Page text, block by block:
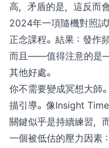
高，矛盾的是，這反而
2024年一項隨機對照
正念課程。結果：發作
而且——值得注意的是
其他好處。
你不需要變成冥想大師
描引導。像Insight
關鍵似乎是持續練習，
一個被低估的壓力因素